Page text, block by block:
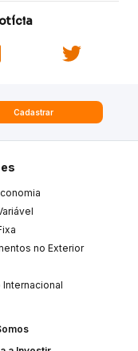
Cadastrar
no Exterior
Internacional